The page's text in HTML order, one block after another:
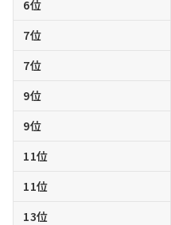
6位
7位
7位
9位
9位
11位
11位
13位